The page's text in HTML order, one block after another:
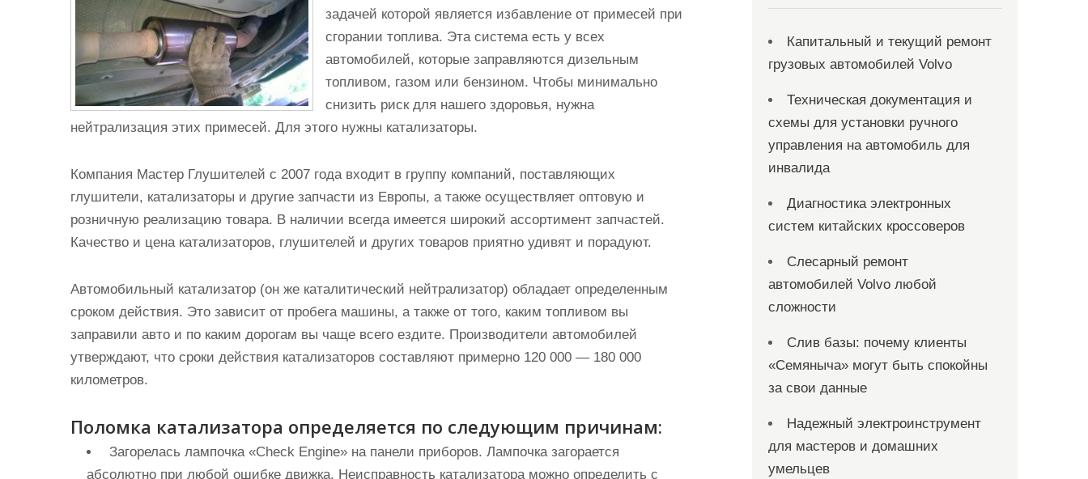
задачей которой является избавление от примесей при
сгорании топлива. Эта система есть у всех
автомобилей, которые заправляются дизельным
топливом, газом или бензином. Чтобы минимально
снизить риск для нашего здоровья, нужна
нейтрализация этих примесей. Для этого нужны катализаторы.
Компания Мастер Глушителей с 2007 года входит в группу компаний, поставляющих
глушители, катализаторы и другие запчасти из Европы, а также осуществляет оптовую и
розничную реализацию товара. В наличии всегда имеется широкий ассортимент запчастей.
Качество и цена катализаторов, глушителей и других товаров приятно удивят и порадуют.
Автомобильный катализатор (он же каталитический нейтрализатор) обладает определенным
сроком действия. Это зависит от пробега машины, а также от того, каким топливом вы
заправили авто и по каким дорогам вы чаще всего ездите. Производители автомобилей
утверждают, что сроки действия катализаторов составляют примерно 120 000 — 180 000
километров.
Поломка катализатора определяется по следующим причинам:
Загорелась лампочка «Check Engine» на панели приборов. Лампочка загорается
абсолютно при любой ошибке движка. Неисправность катализатора можно определить с
Капитальный и текущий ремонт
грузовых автомобилей Volvo
Техническая документация и
схемы для установки ручного
управления на автомобиль для
инвалида
Диагностика электронных
систем китайских кроссоверов
Слесарный ремонт
автомобилей Volvo любой
сложности
Слив базы: почему клиенты
«Семяныча» могут быть спокойны
за свои данные
Надежный электроинструмент
для мастеров и домашних
умельцев